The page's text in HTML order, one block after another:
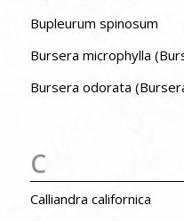
Bupleurum spinosum
Bursera microphylla
Bursera odorata
C
Calliandra californica